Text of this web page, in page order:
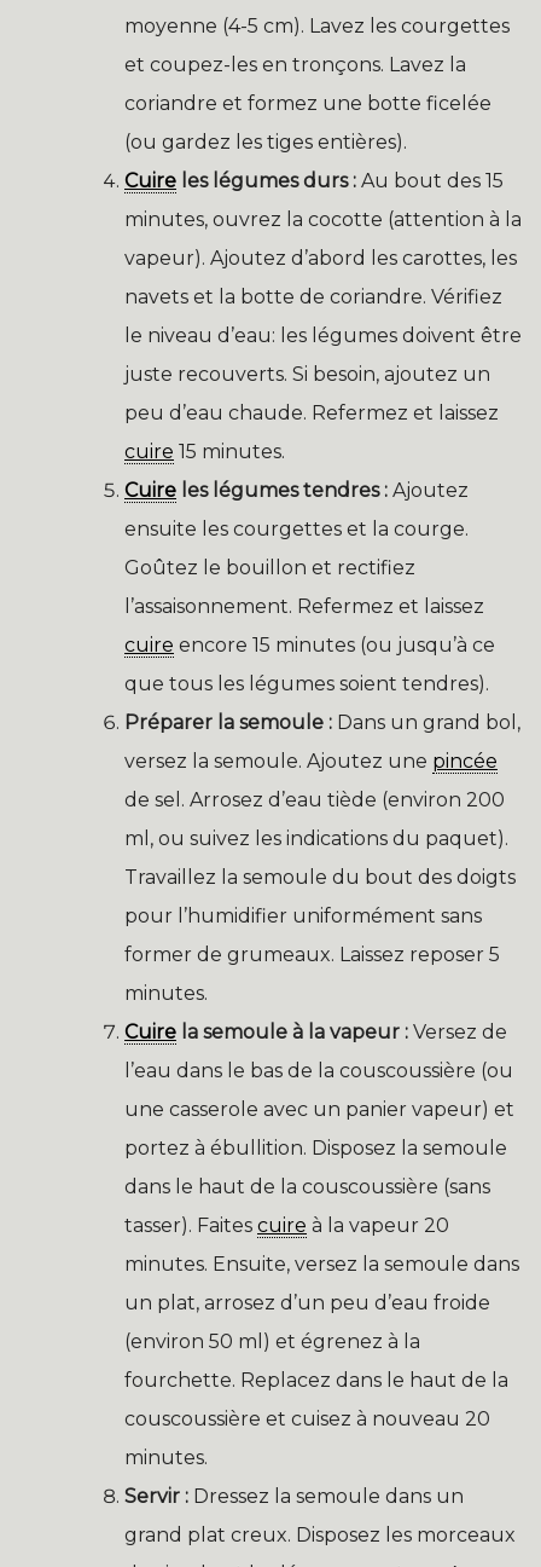
moyenne (4-5 cm). Lavez les courgettes
et coupez-les en tronçons. Lavez la
coriandre et formez une botte ficelée
(ou gardez les tiges entières).
Cuire les légumes durs : Au bout des 15
minutes, ouvrez la cocotte (attention à la
vapeur). Ajoutez d’abord les carottes, les
navets et la botte de coriandre. Vérifiez
le niveau d’eau: les légumes doivent être
juste recouverts. Si besoin, ajoutez un
peu d’eau chaude. Refermez et laissez
cuire 15 minutes.
Cuire les légumes tendres : Ajoutez
ensuite les courgettes et la courge.
Goûtez le bouillon et rectifiez
l’assaisonnement. Refermez et laissez
cuire encore 15 minutes (ou jusqu’à ce
que tous les légumes soient tendres).
Préparer la semoule : Dans un grand bol,
versez la semoule. Ajoutez une pincée
de sel. Arrosez d’eau tiède (environ 200
ml, ou suivez les indications du paquet).
Travaillez la semoule du bout des doigts
pour l’humidifier uniformément sans
former de grumeaux. Laissez reposer 5
minutes.
Cuire la semoule à la vapeur : Versez de
l’eau dans le bas de la couscoussière (ou
une casserole avec un panier vapeur) et
portez à ébullition. Disposez la semoule
dans le haut de la couscoussière (sans
tasser). Faites cuire à la vapeur 20
minutes. Ensuite, versez la semoule dans
un plat, arrosez d’un peu d’eau froide
(environ 50 ml) et égrenez à la
fourchette. Replacez dans le haut de la
couscoussière et cuisez à nouveau 20
minutes.
Servir : Dressez la semoule dans un
grand plat creux. Disposez les morceaux